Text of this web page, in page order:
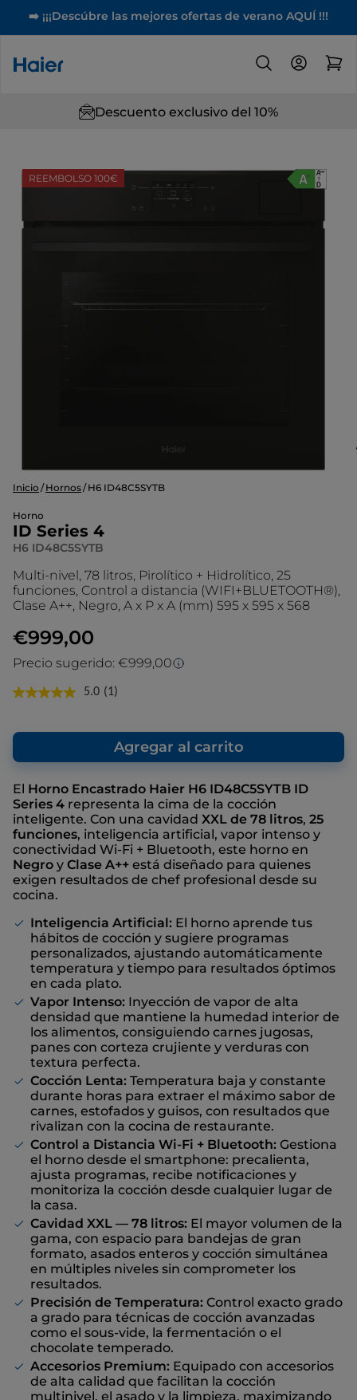
➡️ ¡¡¡Descúbre las mejores ofertas de verano AQUÍ !!!
Descuento exclusivo del 10%
REEMBOLSO 100€
Inicio Hornos H6 ID48C5SYTB
Horno
ID Series 4
H6 ID48C5SYTB
Multi-nivel, 78 litros, Pirolítico + Hidrolítico, 25
funciones, Control a distancia (WIFI+BLUETOOTH®),
Clase A++, Negro, A x P x A (mm) 595 x 595 x 568
€999,00
Precio sugerido: €999,00
Precio sugerido
que nosotros, como fabricante,
recomendamos, con el fin de ofrecer una
referencia con respecto al precio de venta
5.0 Lea
Enlace
en
la
página.
(1)
Agregar al carrito
El Horno Encastrado Haier H6 ID48C5SYTB ID
Series 4 representa la cima de la cocción
inteligente. Con una cavidad XXL de 78 litros, 25
funciones, inteligencia artificial, vapor intenso y
conectividad Wi-Fi + Bluetooth, este horno en
Negro y Clase A++ está diseñado para quienes
exigen resultados de chef profesional desde su
cocina.
Inteligencia Artificial: El horno aprende tus
hábitos de cocción y sugiere programas
personalizados, ajustando automáticamente
temperatura y tiempo para resultados óptimos
en cada plato.
Vapor Intenso: Inyección de vapor de alta
densidad que mantiene la humedad interior de
los alimentos, consiguiendo carnes jugosas,
panes con corteza crujiente y verduras con
textura perfecta.
Cocción Lenta: Temperatura baja y constante
durante horas para extraer el máximo sabor de
carnes, estofados y guisos, con resultados que
rivalizan con la cocina de restaurante.
Control a Distancia Wi-Fi + Bluetooth: Gestiona
el horno desde el smartphone: precalienta,
ajusta programas, recibe notificaciones y
monitoriza la cocción desde cualquier lugar de
la casa.
Cavidad XXL — 78 litros: El mayor volumen de la
gama, con espacio para bandejas de gran
formato, asados enteros y cocción simultánea
en múltiples niveles sin comprometer los
resultados.
Precisión de Temperatura: Control exacto grado
a grado para técnicas de cocción avanzadas
como el sous-vide, la fermentación o el
chocolate temperado.
Accesorios Premium: Equipado con accesorios
de alta calidad que facilitan la cocción
multinivel, el asado y la limpieza, maximizando